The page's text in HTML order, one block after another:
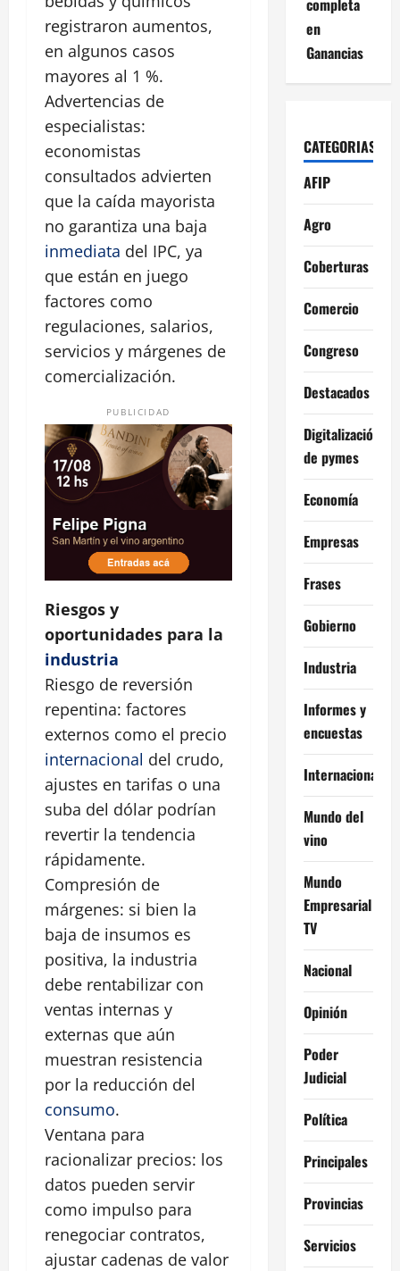
registraron aumentos,
en algunos casos
mayores al 1 %.
Advertencias de
especialistas:
economistas
consultados advierten
que la caída mayorista
no garantiza una baja
inmediata del IPC, ya
que están en juego
factores como
regulaciones, salarios,
servicios y márgenes de
comercialización.
PUBLICIDAD
Riesgos y
oportunidades para la
industria
Riesgo de reversión
repentina: factores
externos como el precio
internacional del crudo,
ajustes en tarifas o una
suba del dólar podrían
revertir la tendencia
rápidamente.
Compresión de
márgenes: si bien la
baja de insumos es
positiva, la industria
debe rentabilizar con
ventas internas y
externas que aún
muestran resistencia
por la reducción del
consumo.
Ventana para
racionalizar precios: los
datos pueden servir
como impulso para
renegociar contratos,
ajustar cadenas de valor
en
Ganancias
CATEGORIAS
AFIP
Agro
Coberturas
Comercio
Congreso
Destacados
Digitalización
de pymes
Economía
Empresas
Frases
Gobierno
Industria
Informes y
encuestas
Internacional
Mundo del
vino
Mundo
Empresarial
TV
Nacional
Opinión
Poder
Judicial
Política
Principales
Provincias
Servicios